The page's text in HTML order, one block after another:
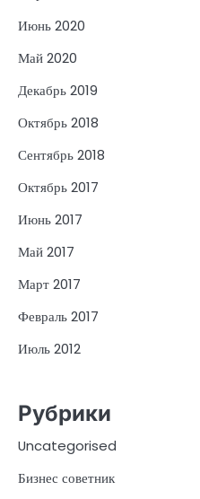
Июнь 2020
Май 2020
Декабрь 2019
Октябрь 2018
Сентябрь 2018
Октябрь 2017
Июнь 2017
Май 2017
Март 2017
Февраль 2017
Июль 2012
Рубрики
Uncategorised
Бизнес советник